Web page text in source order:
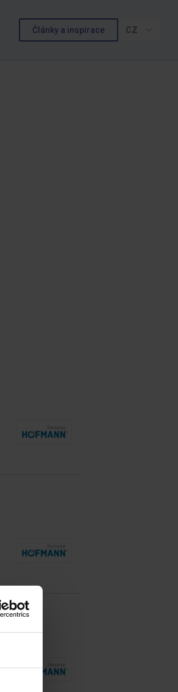
Články a inspirace CZ